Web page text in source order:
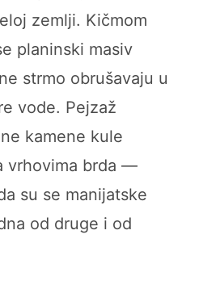
zemlji. Kičmom
planinski masiv
strmo obrušavaju u
vode. Pejzaž
kamene kule
vrhovima brda —
su se manijatske
od druge i od